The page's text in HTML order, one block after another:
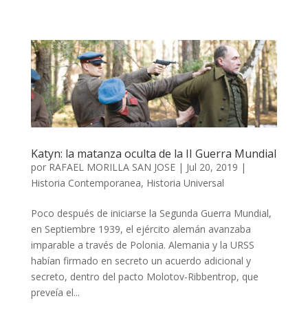
Katyn: la matanza oculta de la II Guerra Mundial
por RAFAEL MORILLA SAN JOSE| Jul 20, 2019 |
Historia Contemporanea, Historia Universal
Poco después de iniciarse la Segunda Guerra Mundial,
en Septiembre 1939, el ejército alemán avanzaba
imparable a través de Polonia. Alemania y la URSS
habían firmado en secreto un acuerdo adicional y
secreto, dentro del pacto Molotov-Ribbentrop, que
preveía el...